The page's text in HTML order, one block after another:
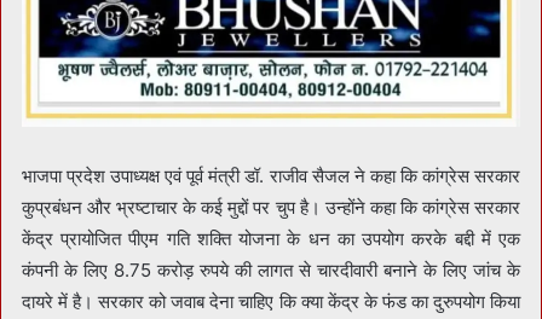
भाजपा प्रदेश उपाध्यक्ष एवं पूर्व मंत्री डॉ. राजीव सैजल ने कहा कि कांग्रेस सरकार
कुप्रबंधन और भ्रष्टाचार के कई मुद्दों पर चुप है। उन्होंने कहा कि कांग्रेस सरकार
केंद्र प्रायोजित पीएम गति शक्ति योजना के धन का उपयोग करके बद्दी में एक
कंपनी के लिए 8.75 करोड़ रुपये की लागत से चारदीवारी बनाने के लिए जांच के
दायरे में है। सरकार को जवाब देना चाहिए कि क्या केंद्र के फंड का दुरुपयोग किया